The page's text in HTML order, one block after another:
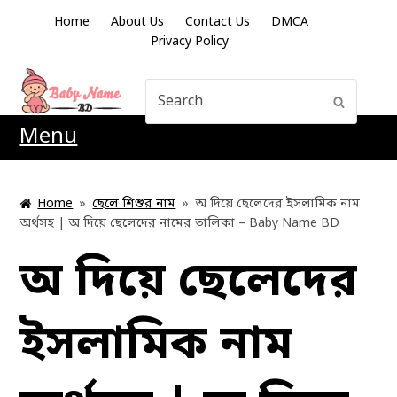
Home About Us Contact Us
DMCA
Privacy Policy
Menu
Home » ছেলে শিশুর নাম » অ দিয়ে ছেলেদের ইসলামিক নাম
অর্থসহ | অ দিয়ে ছেলেদের নামের তালিকা – Baby Name BD
অ দিয়ে ছেলেদের
ইসলামিক নাম